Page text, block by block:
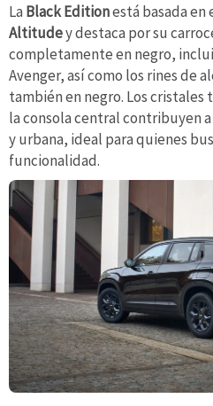
La Black Editionestá basada
Altitudey destaca por su
completamente en negro,
Avenger, así como los rines de
también en negro. Los
la consola central contribuyen
y urbana, ideal para quienes
funcionalidad.